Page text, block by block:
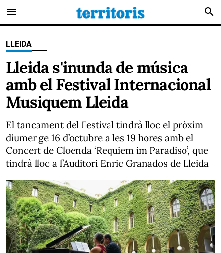
menu search
LLEIDA
Lleida s'inunda de música
amb el Festival Internacional
Musiquem Lleida
El tancament del Festival tindrà lloc el pròxim
diumenge 16 d’octubre a les 19 hores amb el
Concert de Cloenda ‘Requiem im Paradiso’, que
tindrà lloc a l’Auditori Enric Granados de Lleida